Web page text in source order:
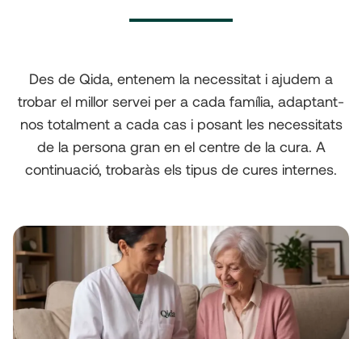
Des de Qida, entenem la necessitat i ajudem a
trobar el millor servei per a cada família, adaptant-
nos totalment a cada cas i posant les necessitats
de la persona gran en el centre de la cura. A
continuació, trobaràs els tipus de cures internes.